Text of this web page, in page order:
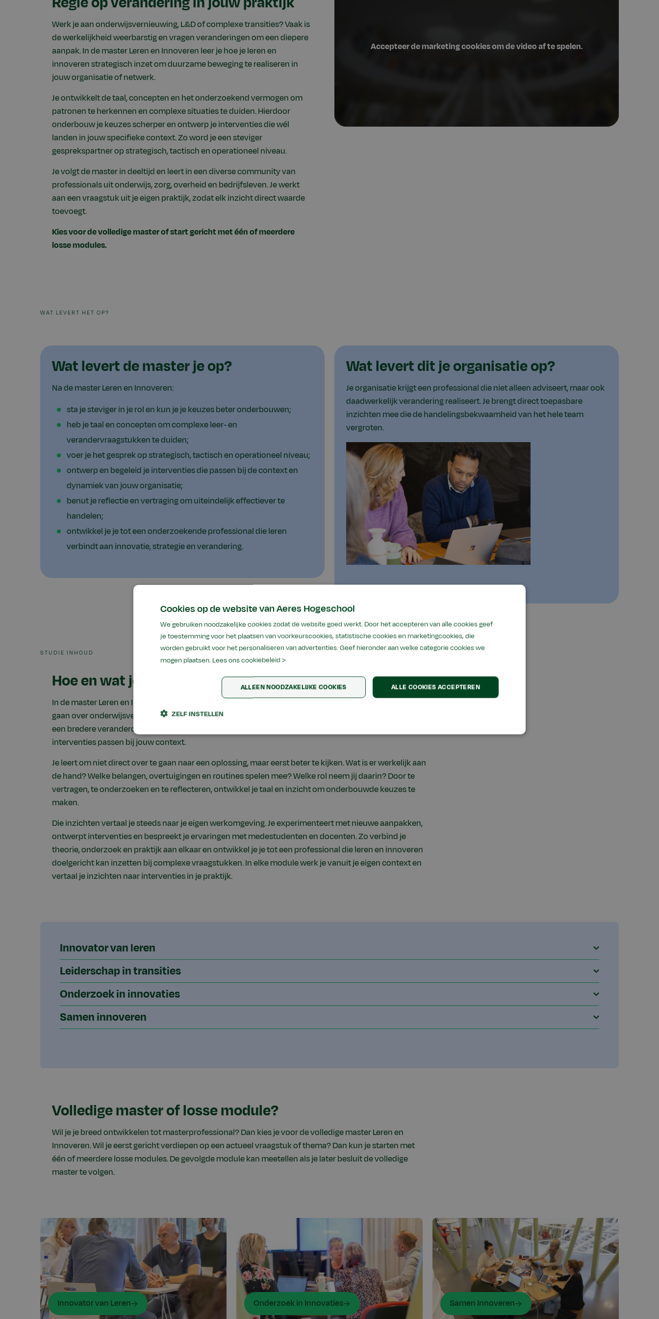
Werk je aan onderwijsvernieuwing, L&D of complexe transities? Vaak is
de werkelijkheid weerbarstig en vragen veranderingen om een diepere
aanpak. In de master Leren en Innoveren leer je hoe je leren en
innoveren strategisch inzet om duurzame beweging te realiseren in
jouw organisatie of netwerk.
Je ontwikkelt de taal, concepten en het onderzoekend vermogen om
patronen te herkennen en complexe situaties te duiden. Hierdoor
onderbouw je keuzes scherper en ontwerp je interventies die wél
landen in jouw specifieke context. Zo word je een steviger
gesprekspartner op strategisch, tactisch en operationeel niveau.
Je volgt de master in deeltijd en leert in een diverse community van
professionals uit onderwijs, zorg, overheid en bedrijfsleven. Je werkt
aan een vraagstuk uit je eigen praktijk, zodat elk inzicht direct waarde
toevoegt.
Kies voor de volledige master of start gericht met één of meerdere
losse modules.
WAT LEVERT HET OP?
Wat levert de master je op?
Na de master Leren en Innoveren:
sta je steviger in je rol en kun je je keuzes beter onderbouwen;
heb je taal en concepten om complexe leer- en
verandervraagstukken te duiden;
voer je het gesprek op strategisch, tactisch en operationeel niveau;
ontwerp en begeleid je interventies die passen bij de context en
dynamiek van jouw organisatie;
benut je reflectie en vertraging om uiteindelijk effectiever te
handelen;
ontwikkel je je tot een onderzoekende professional die leren
verbindt aan innovatie, strategie en verandering.
Wat levert dit je organisatie op?
Je organisatie krijgt een professional die niet alleen adviseert, maar ook
daadwerkelijk verandering realiseert. Je brengt direct toepasbare
inzichten mee die de handelingsbekwaamheid van het hele team
vergroten.
STUDIE INHOUD
Hoe en wat je leert
In de master Leren en Innoveren werk je vanaf het begin aan een vraagstuk uit je eigen praktijk. Dat kan
gaan over onderwijsvernieuwing, teamontwikkeling, L&D, organisatieontwikkeling, samenwerking of
een bredere veranderopgave. Je onderzoekt wat er speelt, leert patronen herkennen en ontdekt welke
interventies passen bij jouw context.
Je leert om niet direct over te gaan naar een oplossing, maar eerst beter te kijken. Wat is er werkelijk aan
de hand? Welke belangen, overtuigingen en routines spelen mee? Welke rol neem jij daarin? Door te
vertragen, te onderzoeken en te reflecteren, ontwikkel je taal en inzicht om onderbouwde keuzes te
maken.
Die inzichten vertaal je steeds naar je eigen werkomgeving. Je experimenteert met nieuwe aanpakken,
ontwerpt interventies en bespreekt je ervaringen met medestudenten en docenten. Zo verbind je
theorie, onderzoek en praktijk aan elkaar en ontwikkel je je tot een professional die leren en innoveren
doelgericht kan inzetten bij complexe vraagstukken. In elke module werk je vanuit je eigen context en
vertaal je inzichten naar interventies in je praktijk.
Innovator van leren
Leiderschap in transities
Onderzoek in innovaties
Samen innoveren
Volledige master of losse module?
Wil je je breed ontwikkelen tot masterprofessional? Dan kies je voor de volledige master Leren en
Innoveren. Wil je eerst gericht verdiepen op een actueel vraagstuk of thema? Dan kun je starten met
één of meerdere losse modules. De gevolgde module kan meetellen als je later besluit de volledige
master te volgen.
Innovator van Leren Onderzoek in Innovaties Samen Innoveren
Cookies op de website van Aeres Hogeschool
We gebruiken noodzakelijke cookies zodat de website goed werkt. Door het accepteren van alle cookies geef
je toestemming voor het plaatsen van voorkeurscookies, statistische cookies en marketingcookies, die
worden gebruikt voor het personaliseren van advertenties. Geef hieronder aan welke categorie cookies we
mogen plaatsen. Lees ons cookiebeleid >
ALLE COOKIES ACCEPTEREN
ALLEEN NOODZAKELIJKE COOKIES
ZELF INSTELLEN